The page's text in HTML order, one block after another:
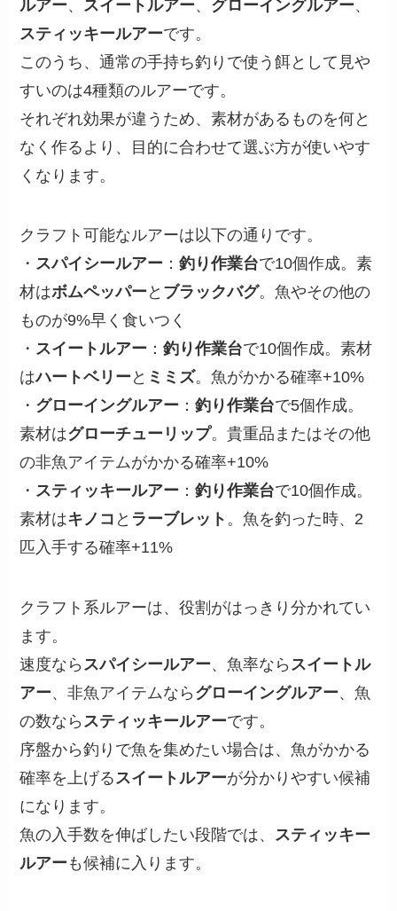
ルアー、 スイートルアー、 グローイングルアー、
スティッキールアーです。
このうち、通常の手持ち釣りで使う餌として見や
すいのは4種類のルアーです。
それぞれ効果が違うため、素材があるものを何と
なく作るより、目的に合わせて選ぶ方が使いやす
くなります。
クラフト可能なルアーは以下の通りです。
・ スパイシールアー ：釣り作業台で10個作成。素
材はボムペッパー と ブラックバグ。魚やその他の
ものが9%早く食いつく
・ スイートルアー ：釣り作業台で10個作成。素材
はハートベリー と ミミズ。魚がかかる確率+10%
・ グローイングルアー ：釣り作業台で5個作成。
素材はグローチューリップ。貴重品またはその他
の非魚アイテムがかかる確率+10%
・ スティッキールアー ：釣り作業台で10個作成。
素材はキノコ と ラーブレット 。魚を釣った時、2
匹入手する確率+11%
クラフト系ルアーは、役割がはっきり分かれてい
ます。
速度なら スパイシールアー、魚率なら スイートル
アー、非魚アイテムなら グローイングルアー、魚
の数なら スティッキールアーです。
序盤から釣りで魚を集めたい場合は、魚がかかる
確率を上げるスイートルアーが分かりやすい候補
になります。
魚の入手数を伸ばしたい段階では、 スティッキー
ルアー も候補に入ります。